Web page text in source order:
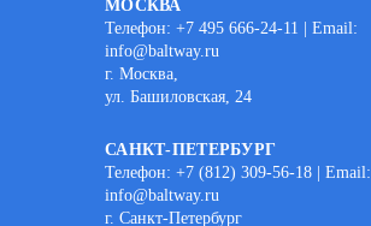
МОСКВА
Телефон: +7 495 666-24-11 | Email:
info@baltway.ru
г. Москва,
ул. Башиловская, 24
САНКТ-ПЕТЕРБУРГ
Телефон: +7 (812) 309-56-18 | Email:
info@baltway.ru
г. Санкт-Петербург